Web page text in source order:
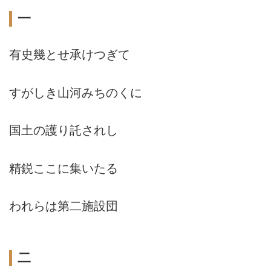
一
有史幾とせ承けつぎて
すがしき山河みちのくに
国土の護り託されし
精鋭ここに集いたる
われらは第二施設団
二